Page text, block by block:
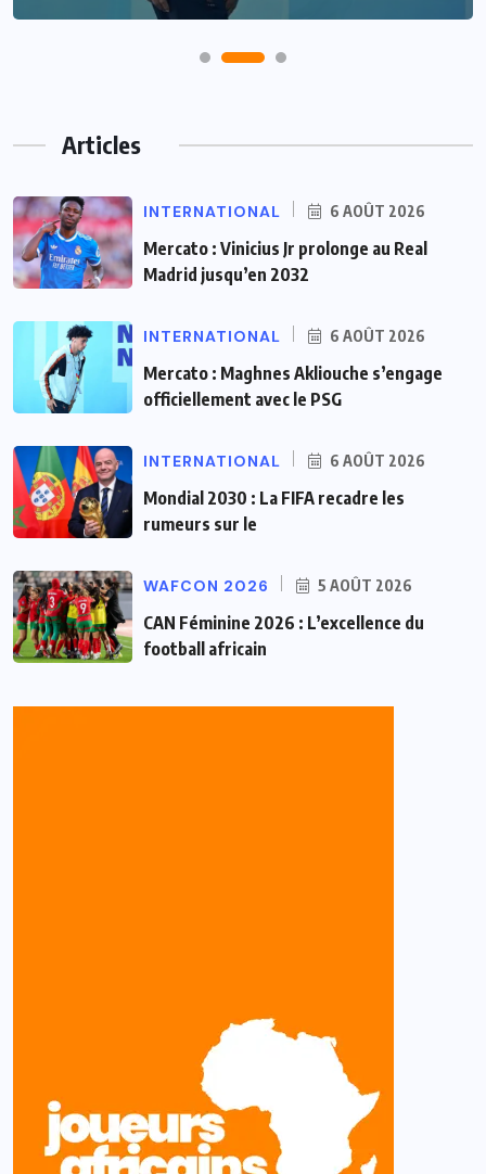
Articles
INTERNATIONAL 6 AOÛT 2026
Mercato : Vinicius Jr prolonge au Real
Madrid jusqu’en 2032
INTERNATIONAL 6 AOÛT 2026
Mercato : Maghnes Akliouche s’engage
officiellement avec le PSG
INTERNATIONAL 6 AOÛT 2026
Mondial 2030 : La FIFA recadre les
rumeurs sur le
WAFCON 2026 5 AOÛT 2026
CAN Féminine 2026 : L’excellence du
football africain